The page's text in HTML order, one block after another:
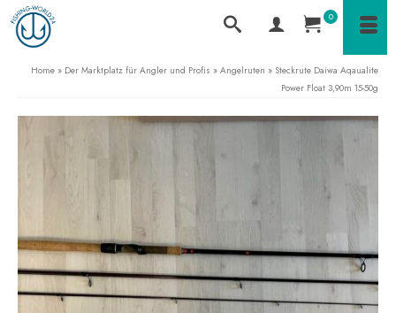
0
Home » Der Marktplatz für Angler und Profis » Angelruten » Steckrute Daiwa Aqaualite
Power Float 3,90m 15-50g